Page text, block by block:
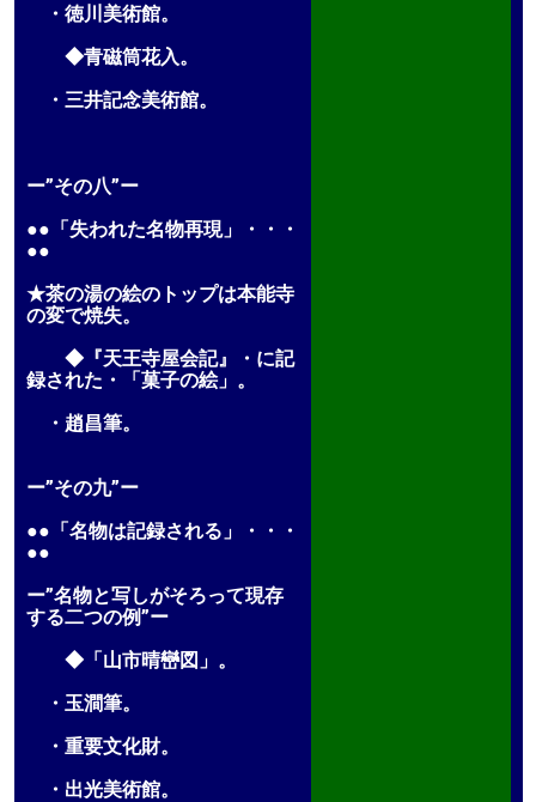
・徳川美術館。
◆青磁筒花入。
・三井記念美術館。
ー”その八”ー
●●「失われた名物再現」・・・
●●
★茶の湯の絵のトップは本能寺
の変で焼失。
◆『天王寺屋会記』・に記
録された・「菓子の絵」。
・趙昌筆。
ー”その九”ー
●●「名物は記録される」・・・
●●
ー”名物と写しがそろって現存
する二つの例”ー
◆「山市晴巒図」。
・玉澗筆。
・重要文化財。
・出光美術館。